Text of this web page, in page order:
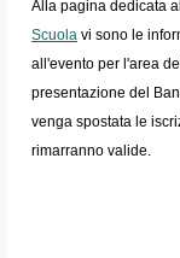
Alla pagina dedicata
Scuolavi sono le
all'evento per l'area
presentazione del
venga spostata le
rimarranno valide.